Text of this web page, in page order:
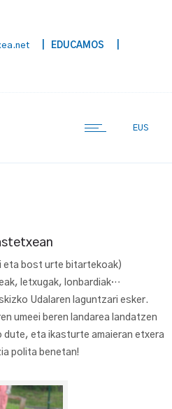
| EDUCAMOS
EUS
eta bost urte bitartekoak)
letxugak, lonbardiak…
Udalaren laguntzari esker.
umeei beren landarea landatzen
dute, eta ikasturte amaieran etxera
polita benetan!